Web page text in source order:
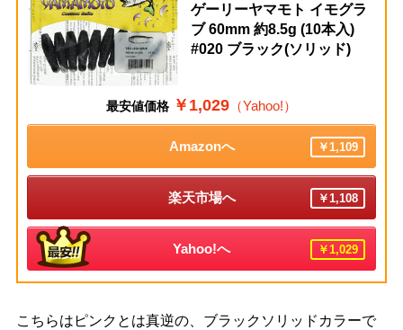
ゲーリーヤマモト イモグラ
ブ 60mm 約8.5g (10本入)
#020 ブラック(ソリッド)
最安値価格 ￥1,029 （Yahoo!）
Amazonへ ￥1,109
楽天市場へ ￥1,108
Yahoo!へ ￥1,029
こちらはピンクとは真逆の、ブラックソリッドカラーで